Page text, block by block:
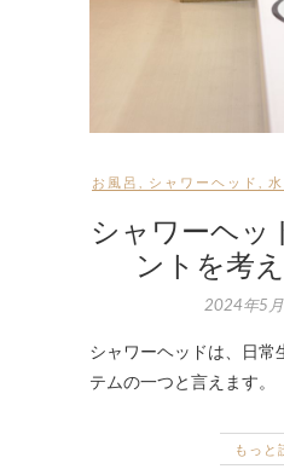
お風呂 シャワーヘッド
シャワーヘッ
ントを考
2024年5
シャワーヘッドは、日常
テムの一つと言えます。
もっと